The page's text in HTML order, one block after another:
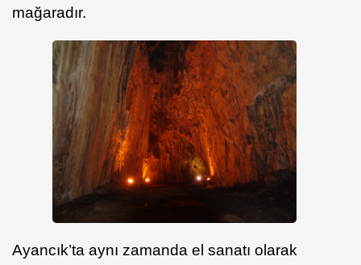
mağaradır.
Ayancık’ta aynı zamanda el sanatı olarak